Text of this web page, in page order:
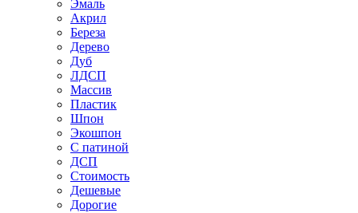
Эмаль
Акрил
Береза
Дерево
Дуб
ЛДСП
Массив
Пластик
Шпон
Экошпон
С патиной
ДСП
Стоимость
Дешевые
Дорогие